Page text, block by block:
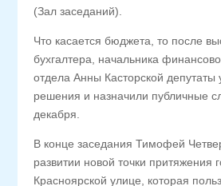
(Зал заседаний).
Что касается бюджета, то после
бухгалтера, начальника
отдела Анны Касторской депутаты
решения и назначили публичные
декабря.
В конце заседания Тимофей
развитии новой точки притяжения
Красноярской улице, которая